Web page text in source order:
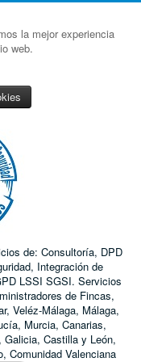
la mejor experiencia
web.
de: Consultoría, DPD
Integración de
LSSI SGSI. Servicios
de Fincas,
Veléz-Málaga, Málaga,
Murcia, Canarias,
Galicia, Castilla y León,
Comunidad Valenciana